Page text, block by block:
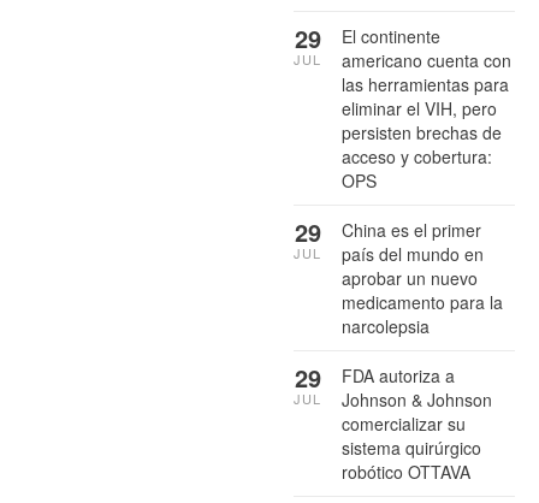
El continente
americano cuenta con
las herramientas para
eliminar el VIH, pero
persisten brechas de
acceso y cobertura:
OPS
29
JUL
China es el primer
país del mundo en
aprobar un nuevo
medicamento para la
narcolepsia
29
JUL
FDA autoriza a
Johnson & Johnson
comercializar su
sistema quirúrgico
robótico OTTAVA
29
JUL